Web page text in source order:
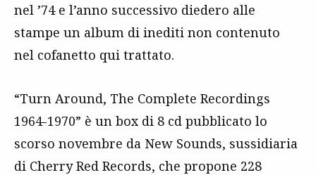
nel ’74 e l’anno successivo diedero alle
stampe un album di inediti non contenuto
nel cofanetto qui trattato.
“Turn Around, The Complete Recordings
1964-1970” è un box di 8 cd pubblicato lo
scorso novembre da New Sounds, sussidiaria
di Cherry Red Records, che propone 228